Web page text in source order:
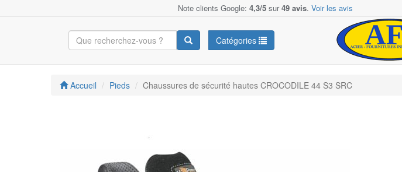
Note clients Google: 4,3/5 sur49 avis. Voir les avis
Catégories
Accueil Pieds Chaussures de sécurité hautes CROCODILE 44 S3 SRC